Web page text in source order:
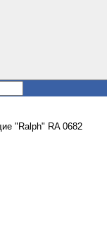
"Ralph" RA 0682